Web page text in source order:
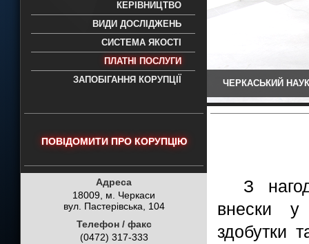
науково-дослідний експертно-
- проведення всих видів судових
експертиз
КЕРІВНИЦТВО
ВИДИ ДОСЛІДЖЕНЬ
СИСТЕМА ЯКОСТІ
ПЛАТНІ ПОСЛУГИ
ЗАПОБІГАННЯ КОРУПЦІЇ
ЧЕРКАСЬКИЙ
ПОВІДОМИТИ ПРО КОРУПЦІЮ
Адреса
18009, м. Черкаси
вул. Пастерівська, 104
Телефон / факс
(0472) 317-333
З
внески у
здобутки